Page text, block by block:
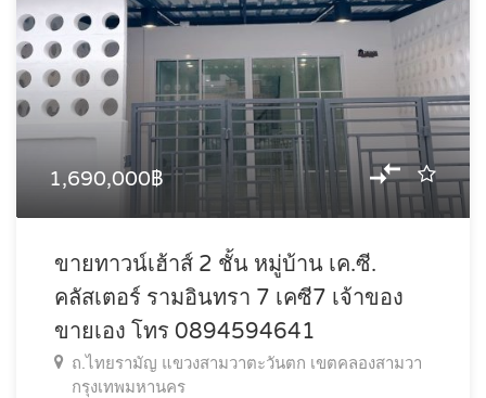
1,690,000฿
ขายทาวน์เฮ้าส์ 2 ชั้น หมู่บ้าน เค.ซี.
คลัสเตอร์ รามอินทรา 7 เคซี7 เจ้าของ
ขายเอง โทร 0894594641
ถ.ไทยรามัญ แขวงสามวาตะวันตก เขตคลองสามวา
กรุงเทพมหานคร